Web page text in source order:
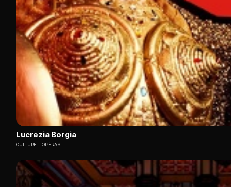
Lucrezia Borgia
CULTURE OPÉRAS